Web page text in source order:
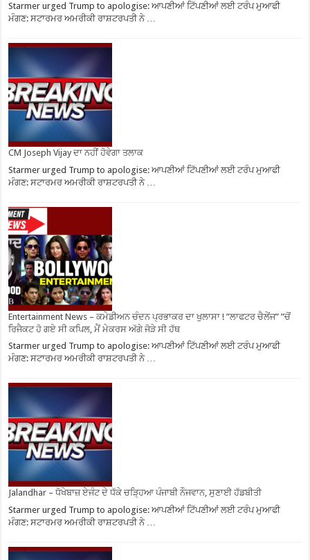
Starmer urged Trump to apologise: ਆਪਣੀਆਂ ਟਿੱਪਣੀਆਂ ਲਈ ਟਰੰਪ ਮੁਆਫੀ
ਮੰਗਣ: ਸਟਾਰਮਰ ਅਮਰੀਕੀ ਰਾਸ਼ਟਰਪਤੀ ਨੇ …
CM Joseph Vijay ਦਾ ਨਹੀਂ ਹੋਵੇਗਾ ਤਲਾਕ
Starmer urged Trump to apologise: ਆਪਣੀਆਂ ਟਿੱਪਣੀਆਂ ਲਈ ਟਰੰਪ ਮੁਆਫੀ
ਮੰਗਣ: ਸਟਾਰਮਰ ਅਮਰੀਕੀ ਰਾਸ਼ਟਰਪਤੀ ਨੇ …
Entertainment News – ਕਮੇਡੀਅਨ ਚੰਦਨ ਪ੍ਰਭਾਕਰ ਦਾ ਖੁਲਾਸਾ ! ”ਲਾਫਟਰ ਚੈਲੇਂਜ” ”ਚੋਂ
ਰਿਜੈਕਟ ਹੋ ਗਏ ਸੀ ਕਪਿਲ, ਮੈਂ ਮੇਕਰਸ ਅੱਗੇ ਜੋੜੇ ਸੀ ਹੱਥ
Starmer urged Trump to apologise: ਆਪਣੀਆਂ ਟਿੱਪਣੀਆਂ ਲਈ ਟਰੰਪ ਮੁਆਫੀ
ਮੰਗਣ: ਸਟਾਰਮਰ ਅਮਰੀਕੀ ਰਾਸ਼ਟਰਪਤੀ ਨੇ …
Jalandhar – ਧੋਖੇਬਾਜ਼ ਏਜੰਟ ਦੇ ਧੱਕੇ ਚੜ੍ਹਿਆ ਪੰਜਾਬੀ ਨੌਜਵਾਨ, ਸੁਣਾਈ ਹੱਡਬੀਤੀ
Starmer urged Trump to apologise: ਆਪਣੀਆਂ ਟਿੱਪਣੀਆਂ ਲਈ ਟਰੰਪ ਮੁਆਫੀ
ਮੰਗਣ: ਸਟਾਰਮਰ ਅਮਰੀਕੀ ਰਾਸ਼ਟਰਪਤੀ ਨੇ …